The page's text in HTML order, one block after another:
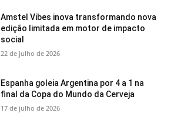
Amstel Vibes inova transformando nova
edição limitada em motor de impacto
social
22 de julho de 2026
Espanha goleia Argentina por 4 a 1 na
final da Copa do Mundo da Cerveja
17 de julho de 2026